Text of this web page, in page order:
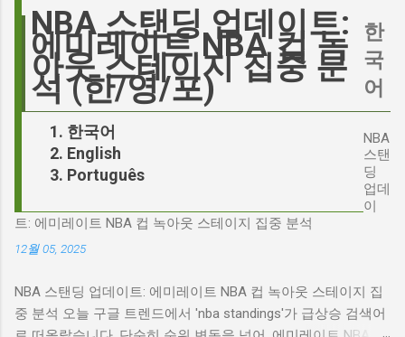
의 이미지가 원작과 부합하는지 여부를 넘어, 우
리가 '히스클리프'라는 인물에게 기대하는 바가
무엇인지, 그리고 배우가 그 기대를 어떻게 충족
시킬 수 있는지에 대한 근본적인 질문을 던집니
다. 다니엘 데이 루이스, '진정성'의 대명사 이 지
점에서 다니엘 데이 루이스의 이름이 등장하는
것은 결코 우연이 아닙니다. 그는 '메소드 연
기'의 극한을 보여주는 배우로서, 맡는 역할마다
완벽하게 몰입하여 실제 인물과 구분이 어려울
정도의 연기를 선보였습니다. <나의 왼발>에서
'Signalgate' 스캔들과 깊숙이 연결되어 있습니
다. 폭스뉴스 진행자 피트 헤게세스(Pete
Hegseth)를 중심으로 벌어진 이 스캔들은 예상
치 못한 인물, JD 밴스(JD Vance)의 이름까지 소
환하며 파장을 일으키고 있습니다. 왜 'jd'가 갑자
들이 어떻게 얽혀있는 것일까요? 최대100%세일
오늘의 특가 'Signalgate' 스캔들: 피트 헤게세스
의 그림자 먼저 'Signalgate' 스캔들의 핵심 인물
인 피트 헤게세스부터 살펴봐야 합니다. 최근 공
개된 국방부 감사 보고서에 따르면, 헤게세스는
스의 행위가 윤리적으로 심각한 문제를 야기하
며, 군의 명예를 훼손할 수 있다고 지적합니다.
NBA 스탠딩 업데이트:
에미레이트 NBA 컵 녹
아웃 스테이지 집중 분
석 (한/영/포)
한국어
English
Português
한
국
어
NBA
스탠
딩
업데
이
트: 에미레이트 NBA 컵 녹아웃 스테이지 집중 분석
12월 05, 2025
NBA 스탠딩 업데이트: 에미레이트 NBA 컵 녹아웃 스테이지 집
중 분석 오늘 구글 트렌드에서 'nba standings'가 급상승 검색어